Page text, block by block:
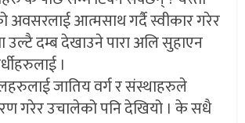
अवसरलाई आत्मसाथ गर्दै स्वीकार गरेर
उल्टै दम्ब देखाउने पारा अलि सुहाएन
।
जातिय वर्ग र संस्थाहरुले
गरेर उचालेको पनि देखियो । के सधै